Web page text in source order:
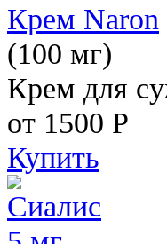
Крем Naron
(100 мг)
Крем для
от 1500 Р
Купить